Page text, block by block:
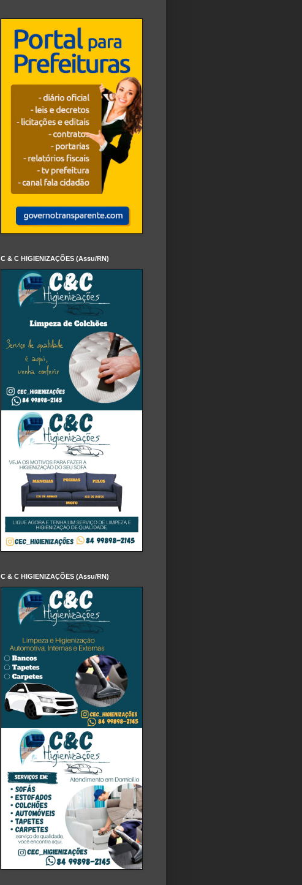
C & C HIGIENIZAÇÕES (Assu/RN)
C & C HIGIENIZAÇÕES (Assu/RN)